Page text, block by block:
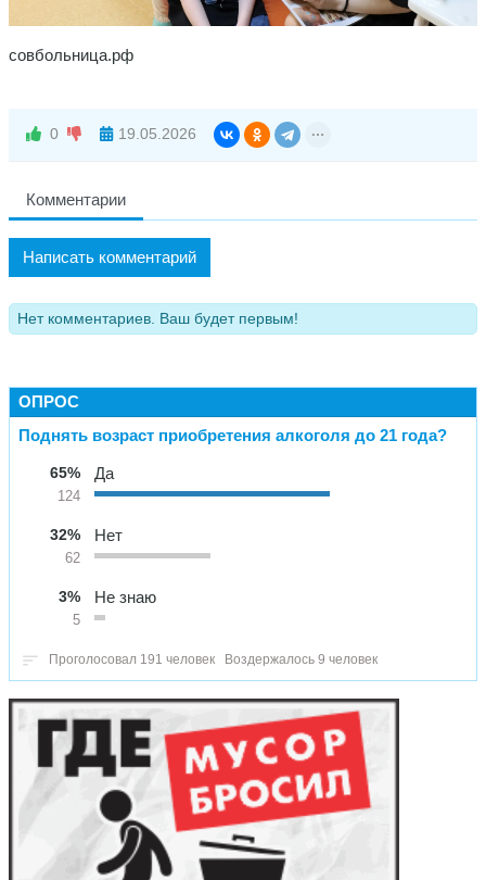
совбольница.рф
0 19.05.2026
Комментарии
Написать комментарий
Нет комментариев. Ваш будет первым!
ОПРОС
Поднять возраст приобретения алкоголя до 21 года?
65%
124
Да
32%
62
Нет
3%
5
Не знаю
Проголосовал 191 человек Воздержалось 9 человек